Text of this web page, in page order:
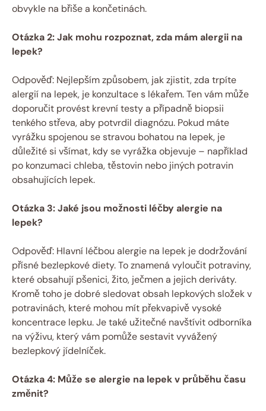
obvykle na břiše a končetinách.
Otázka 2: Jak mohu rozpoznat, zda mám alergii na
lepek?
Odpověď: Nejlepším způsobem, jak zjistit, zda trpíte
alergií na lepek, je konzultace s lékařem. Ten vám může
doporučit provést krevní testy a případně biopsii
tenkého střeva, aby potvrdil diagnózu. Pokud máte
vyrážku spojenou se stravou bohatou na lepek, je
důležité si všímat, kdy se vyrážka objevuje – například
po konzumaci chleba, těstovin nebo jiných potravin
obsahujících lepek.
Otázka 3: Jaké jsou možnosti léčby alergie na
lepek?
Odpověď: Hlavní léčbou alergie na lepek je dodržování
přísné bezlepkové diety. To znamená vyloučit potraviny,
které obsahují pšenici, žito, ječmen a jejich deriváty.
Kromě toho je dobré sledovat obsah lepkových složek v
potravinách, které mohou mít překvapivě vysoké
koncentrace lepku. Je také užitečné navštívit odborníka
na výživu, který vám pomůže sestavit vyvážený
bezlepkový jídelníček.
Otázka 4: Může se alergie na lepek v průběhu času
změnit?